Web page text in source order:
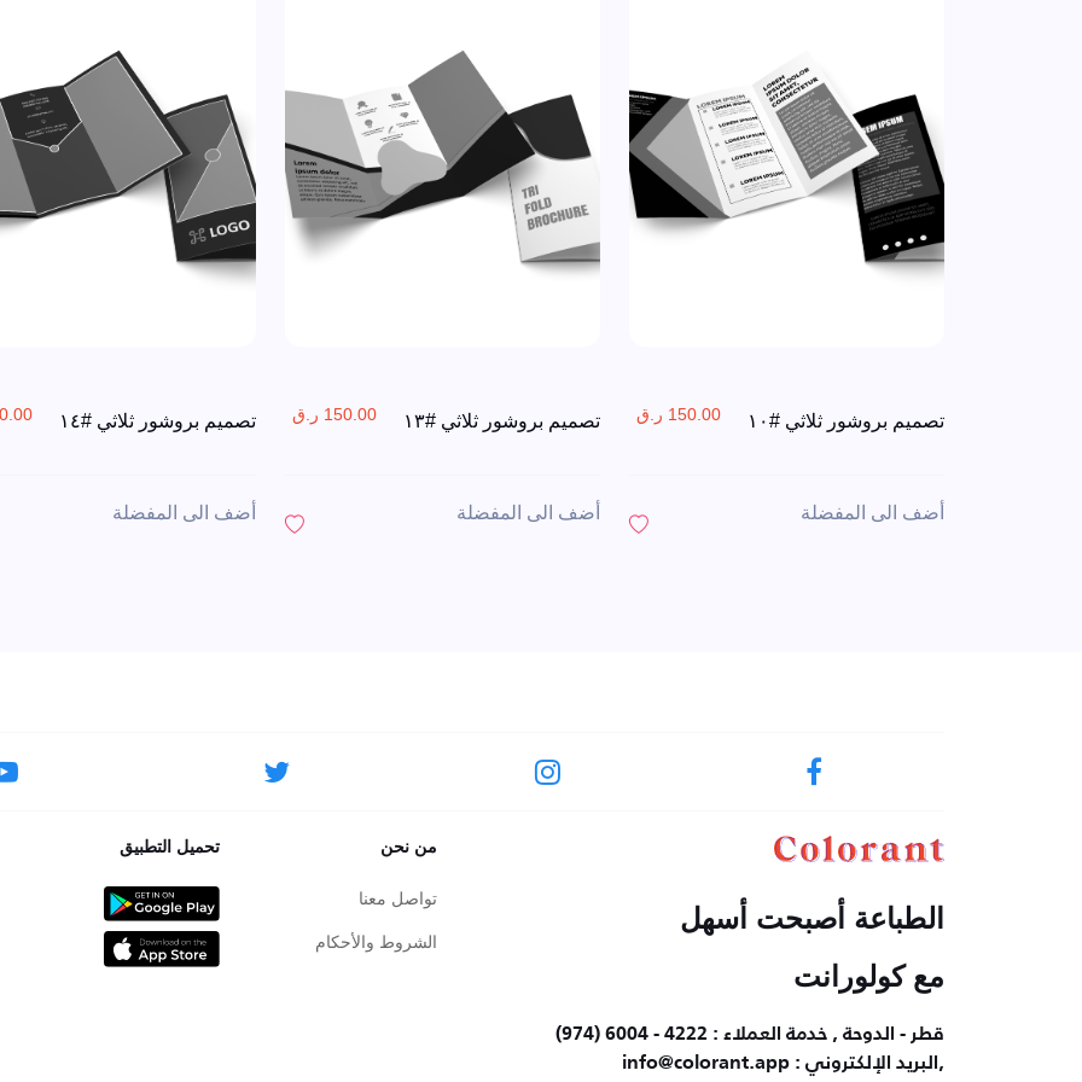
تصميم بروشور ثلاثي #١٠ 150.00 ر.ق
أضف الى المفضلة
تصميم بروشور ثلاثي #١٣ 150.00 ر.ق
أضف الى المفضلة
تصميم بروشور ثلاثي #١٤
أضف الى المفضلة
الطباعة أصبحت أسهل
مع كولورانت
قطر - الدوحة , خدمة العملاء : 4222 - 6004 (974)
,البريد الإلكتروني : info@colorant.app
من نحن
تواصل معنا
الشروط والأحكام
تحميل التطبيق